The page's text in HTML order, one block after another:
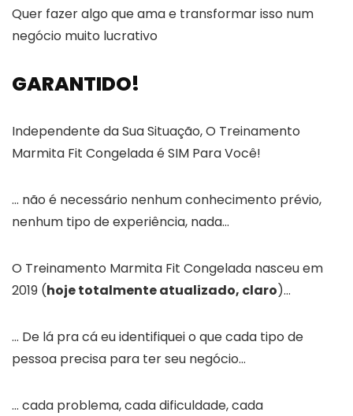
Quer fazer algo que ama e transformar isso num
negócio muito lucrativo
GARANTIDO!
Independente da Sua Situação, O Treinamento
Marmita Fit Congelada é SIM Para Você!
… não é necessário nenhum conhecimento prévio,
nenhum tipo de experiência, nada…
O Treinamento Marmita Fit Congelada nasceu em
2019 (hoje totalmente atualizado, claro)…
… De lá pra cá eu identifiquei o que cada tipo de
pessoa precisa para ter seu negócio…
… cada problema, cada dificuldade, cada